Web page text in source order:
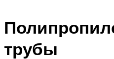
трубы